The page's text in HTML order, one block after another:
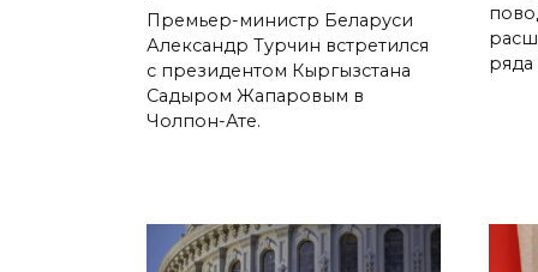
Премьер-министр Беларуси
Александр Турчин встретился
с президентом Кыргызстана
Садыром Жапаровым в
Чолпон-Ате.
ряда